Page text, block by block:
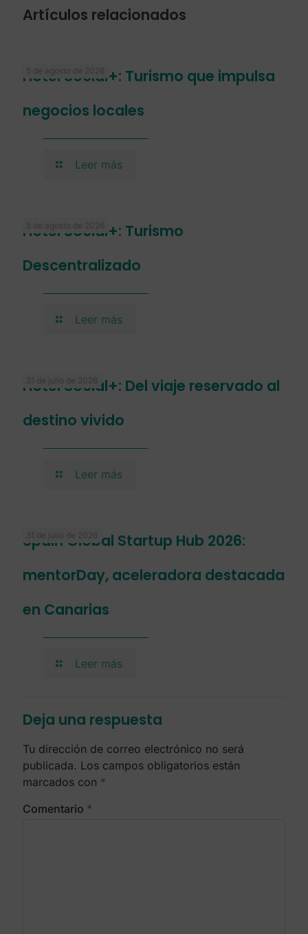
Artículos relacionados
5 de agosto de 2026
Hotel Social+: Turismo que impulsa
negocios locales
Leer más
5 de agosto de 2026
Hotel Social+: Turismo
Descentralizado
Leer más
31 de julio de 2026
Hotel Social+: Del viaje reservado al
destino vivido
Leer más
31 de julio de 2026
Spain Global Startup Hub 2026:
mentorDay, aceleradora destacada
en Canarias
Leer más
Deja una respuesta
Tu dirección de correo electrónico no será
publicada. Los campos obligatorios están
marcados con *
Comentario *